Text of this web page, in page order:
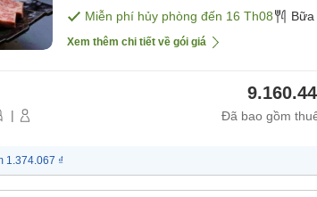
Miễn phí hủy phòng đến 16 Th08 Bữa
Xem thêm chi tiết về gói giá
| Đã bao gồm
1.374.067 ₫